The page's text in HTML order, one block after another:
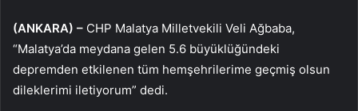
(ANKARA) – CHP Malatya Milletvekili Veli Ağbaba,
“Malatya’da meydana gelen 5.6 büyüklüğündeki
depremden etkilenen tüm hemşehrilerime geçmiş olsun
dileklerimi iletiyorum” dedi.